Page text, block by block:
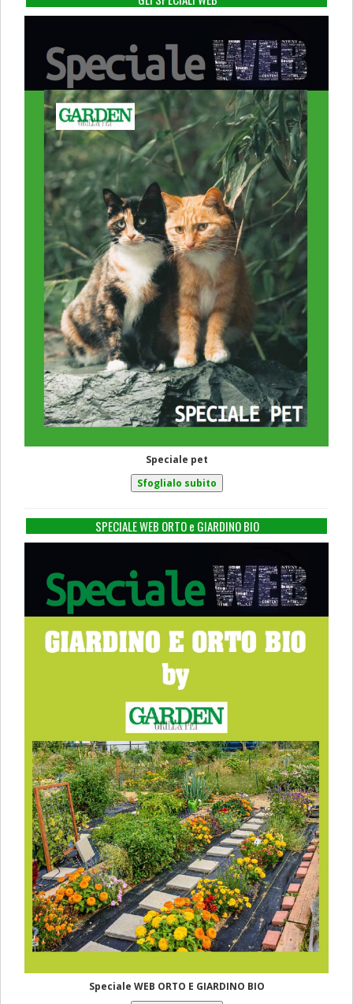
Speciale pet
SPECIALE WEB ORTO e GIARDINO BIO
Speciale WEB ORTO E GIARDINO BIO